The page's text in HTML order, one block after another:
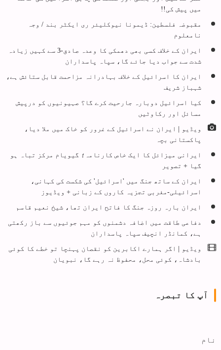
میں پیش کی!!
مقبوضہ فلسطین: ڈیمونا نیوکلیئر ری ایکٹر بند / وجہ
نامعلوم
ایران کے خلاف کسی بھی دھمکی کا وعدہ صادق-3 سے کہیں زیادہ
شدت سے جواب دیا جائے گا، سپاہ پاسداران
ایران کا اسرائیل کے خلاف بہادرانہ مزاحمت قابل ستائش ہے،
شہباز شریف
کیا اسرائیل دوبارہ جارحیت کرے گا؟ صہیونیوں کو درپیش
مسائل اور رکاوٹیں
ویڈیو | ایران نے اسرائیل کے غرور کو خاک میں ملا دیا،
پاکستانی بچہ
ایرانی میزائل کا ایک خاص کارنامہ؛ گیویام مرکز تباہ ہو
گیا + تصویر
ایران کے ساتھ جنگ میں 'اسرائیل' کی شکست کی کہانی،
اسرائیلی-مغربی تجزیہ کاروں کے زبانی + ویڈیوز
ایران بارہ روزہ جنگ کا فاتح ایران تھا، شیخ نعیم قاسم
دفاعی طاقت میں اضافہ دشمنوں کو مہم جوئیوں سے باز رکھتی
ہے، کمانڈر انچیف سپاہ پاسداران
ویڈیو | اگر ہمارے اکابرین کو نقصان پہنچا تو خطے کا کوئی
بادشاہ، کوئی محل، محفوظ نہ رہے گا، نبویان
آپ کا تبصرہ
نام